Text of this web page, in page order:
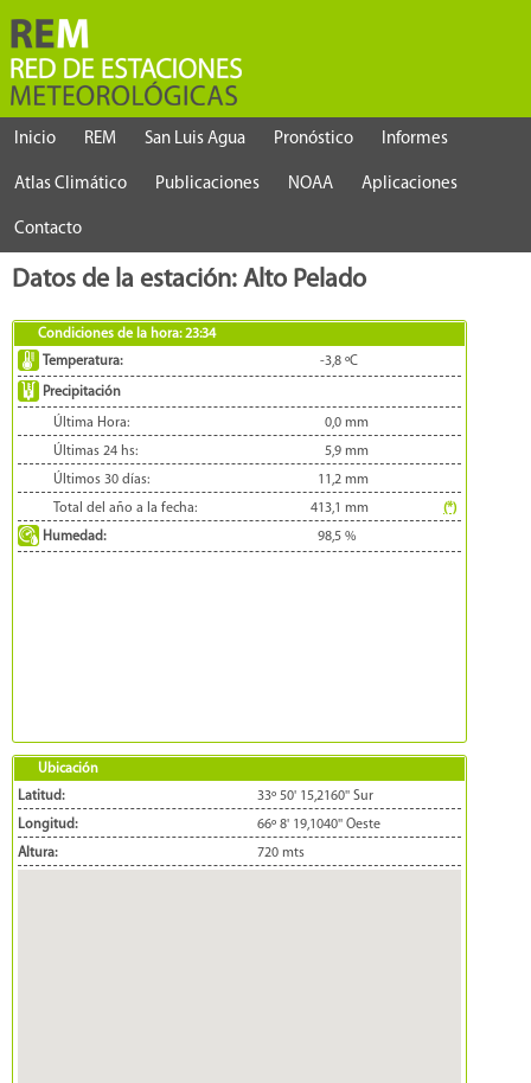
Inicio REM San Luis Agua Pronóstico Informes
Atlas Climático Publicaciones NOAA Aplicaciones
Contacto
Datos de la estación: Alto Pelado
Condiciones de la hora:23:34
Temperatura:
-3,8 ºC
Precipitación
Última Hora: 0,0 mm
Últimas 24 hs:
5,9 mm
Últimos 30 días:
11,2 mm
Total del año a la fecha:
413,1 mm
(*)
Humedad:
98,5 %
Ubicación
Latitud:
33º 50' 15,2160'' Sur
Longitud:
66º 8' 19,1040'' Oeste
Altura:
720 mts